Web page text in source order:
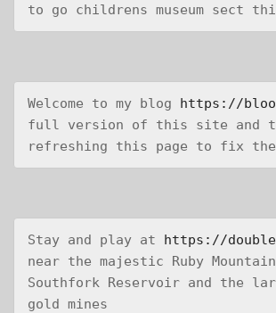
to go childrens museum sect
Welcome to my blog https://
full version of this site and
refreshing this page to fix
Stay and play at https://
near the majestic Ruby
Southfork Reservoir and the
gold mines